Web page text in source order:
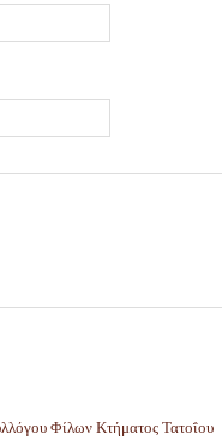
Φίλων Κτήματος Τατοΐου